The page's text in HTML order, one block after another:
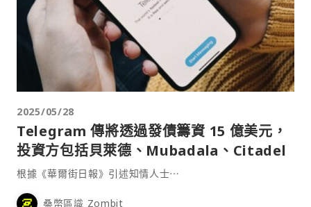
2025/05/28
Telegram 傳將透過發債籌資 15 億美元，
投資方包括貝萊德、Mubadala、Citadel
根據《華爾街日報》引述知情人士⋯
桑幣區識 Zombit